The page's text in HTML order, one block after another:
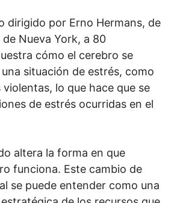
dirigido por Erno Hermans, de
Nueva York, a 80
cómo el cerebro se
situación de estrés, como
violentas, lo que hace que se
de estrés ocurridas en el
altera la forma en que
funciona. Este cambio de
se puede entender como una